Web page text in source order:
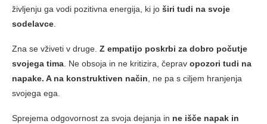
življenju ga vodi pozitivna energija, ki jo širi tudi na svoje
sodelavce
Zna se vživeti v druge. Z empatijo poskrbi za dobro počutje
svojega tima . Ne obsoja in ne kritizira, čeprav opozori tudi na
napake. A na konstruktiven način , ne pa s ciljem hranjenja
svojega ega.
Sprejema odgovornost za svoja dejanja in ne išče napak in